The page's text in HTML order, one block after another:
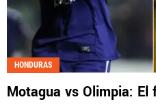
HONDURAS
Motagua vs Olimpia: